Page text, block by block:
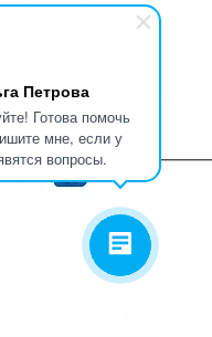
Петрова
Готова помочь
мне, если у
вопросы.